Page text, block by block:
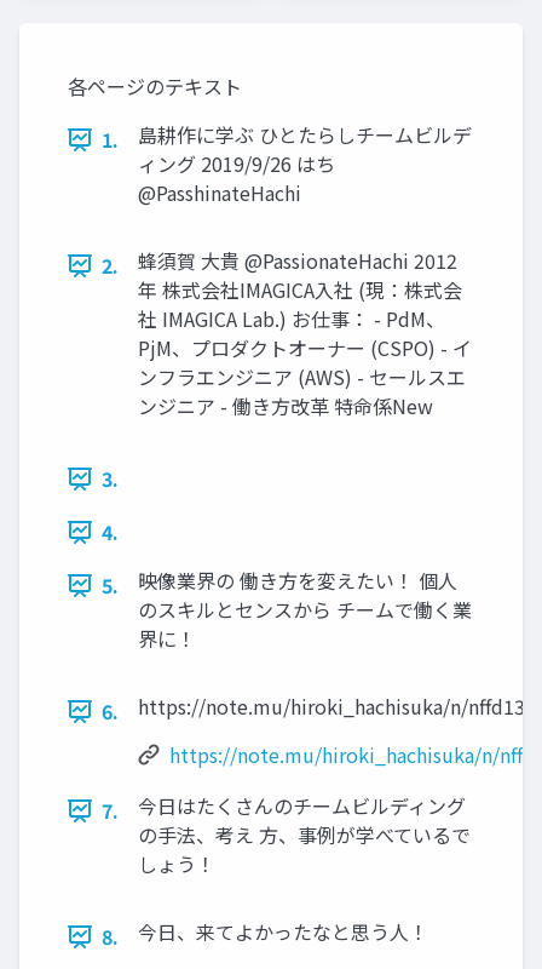
各ページのテキスト
1.
島耕作に学ぶ ひとたらしチームビルデ
ィング 2019/9/26 はち
@PasshinateHachi
2.
蜂須賀 大貴 @PassionateHachi 2012
年 株式会社IMAGICA入社 (現：株式会
社 IMAGICA Lab.) お仕事： - PdM、
PjM、プロダクトオーナー (CSPO) - イ
ンフラエンジニア (AWS) - セールスエ
ンジニア - 働き方改革 特命係New
3.
4.
5.
映像業界の 働き方を変えたい！ 個人
のスキルとセンスから チームで働く業
界に！
6.
https://note.mu/hiroki_hachisuka/n/
https://note.mu/hiroki_hachisuka/n/
7.
今日はたくさんのチームビルディング
の手法、考え 方、事例が学べているで
しょう！
8. 今日、来てよかったなと思う人！